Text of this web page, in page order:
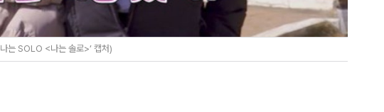
는 SOLO <나는 솔로>’ 캡처)